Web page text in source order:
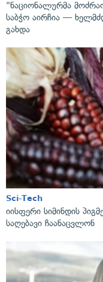
"ნაციონალურმა
საბჭო აირჩია —
გახდა
Sci-Tech
იისფერი სიმინდის
საღებავი ჩაანაცვლონ